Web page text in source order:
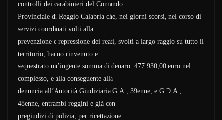
controlli dei carabinieri del Comando
Provinciale di Reggio Calabria che, nei giorni scorsi, nel corso di
servizi coordinati volti alla
prevenzione e repressione dei reati, svolti a largo raggio su tutto il
territorio, hanno rinvenuto e
sequestrato un’ingente somma di denaro: 477.930,00 euro nel
complesso, e alla conseguente alla
denuncia all’Autorità Giudiziaria G.A., 39enne, e G.D.A.,
48enne, entrambi reggini e già con
pregiudizi di polizia, per ricettazione.